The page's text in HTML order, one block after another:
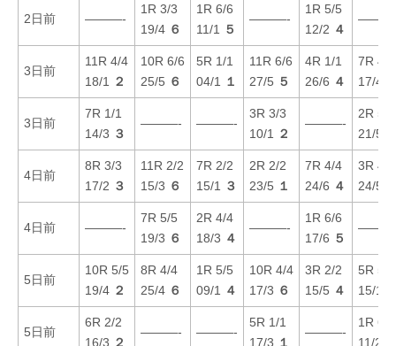
2日前 ———-
1R 3/3
19/4 ６
1R 6/6
11/1
５
———-
1R 5/5
12/2 ４
3日前
11R 4/4
18/1
２
10R 6/6
25/5 ６
5R 1/1
04/1
１
11R 6/6
27/5 ５
4R 1/1
26/6 ４
7R 4/4
17/4
3日前
7R 1/1
14/3 ３
———- ———-
3R 3/3
10/1
２
———-
2R 5/5
21/5
4日前
8R 3/3
17/2 ３
11R 2/2
15/3 ６
7R 2/2
15/1
３
2R 2/2
23/5 １
7R 4/4
24/6 ４
3R 4/4
24/5
4日前 ———-
7R 5/5
19/3 ６
2R 4/4
18/3 ４
———-
1R 6/6
17/6 ５
5日前
10R 5/5
19/4 ２
8R 4/4
25/4 ６
1R 5/5
09/1
４
10R 4/4
17/3 ６
3R 2/2
15/5 ４
5R 5/5
15/1
5日前
6R 2/2
16/3 ２
———- ———-
5R 1/1
17/3 １
———-
1R 6/6
11/2